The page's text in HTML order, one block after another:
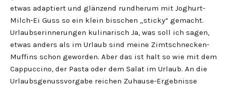
etwas adaptiert und glänzend rundherum mit Joghurt-
Milch-Ei Guss so ein klein bisschen „sticky“ gemacht.
Urlaubserinnerungen kulinarisch Ja, was soll ich sagen,
etwas anders als im Urlaub sind meine Zimtschnecken-
Muffins schon geworden. Aber das ist halt so wie mit dem
Cappuccino, der Pasta oder dem Salat im Urlaub. An die
Urlaubsgenussvorgabe reichen Zuhause-Ergebnisse